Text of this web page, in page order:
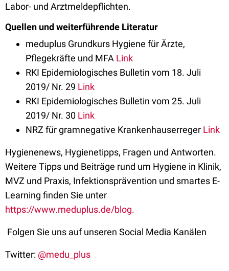
Labor- und Arztmeldepflichten.
Quellen und weiterführende Literatur
meduplus Grundkurs Hygiene für Ärzte,
Pflegekräfte und MFA Link
RKI Epidemiologisches Bulletin vom 18. Juli
2019/ Nr. 29 Link
RKI Epidemiologisches Bulletin vom 25. Juli
2019/ Nr. 30 Link
NRZ für gramnegative Krankenhauserreger Link
Hygienenews, Hygienetipps, Fragen und Antworten.
Weitere Tipps und Beiträge rund um Hygiene in Klinik,
MVZ und Praxis, Infektionsprävention und smartes E-
Learning finden Sie unter
https://www.meduplus.de/blog.
Folgen Sie uns auf unseren Social Media Kanälen
Twitter: @medu_plus